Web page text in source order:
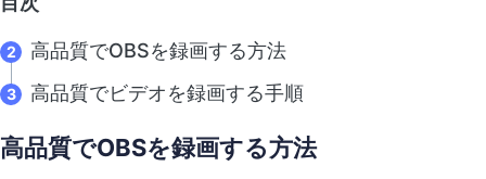
高品質でOBSを録画する方法
高品質でビデオを録画する手順
高品質でOBSを録画する方法